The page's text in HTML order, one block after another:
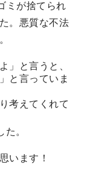
ミが捨てられ
。悪質な不法
」と言うと、
と言っていま
考えてくれて
。
います！